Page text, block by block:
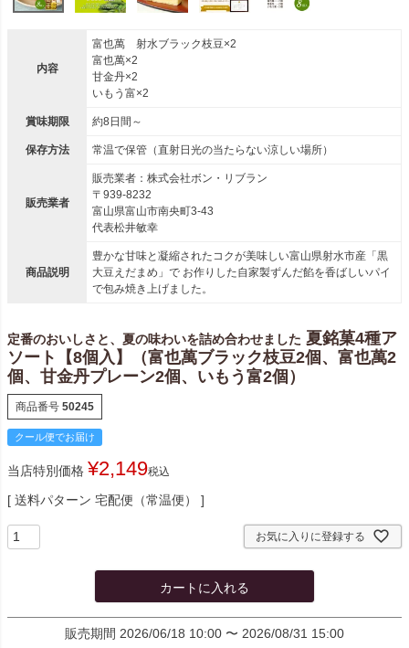
内容
富也萬 射水ブラック枝豆×2
富也萬×2
甘金丹×2
いもう富×2
賞味期限 約8日間～
保存方法 常温で保管（直射日光の当たらない涼しい場所）
販売業者
販売業者：株式会社ボン・リブラン
〒939-8232
富山県富山市南央町3-43
代表松井敏幸
商品説明
豊かな甘味と凝縮されたコクが美味しい富山県射水市産「黒
大豆えだまめ」で お作りした自家製ずんだ餡を香ばしいパイ
で包み焼き上げました。
定番のおいしさと、夏の味わいを詰め合わせました 夏銘菓4種ア
ソート【8個入】（富也萬ブラック枝豆2個、富也萬2
個、甘金丹プレーン2個、いもう富2個）
商品番号 50245
クール便でお届け
当店特別価格 ¥2,149税込
送料パターン 宅配便（常温便）
お気に入りに登録する
カートに入れる
販売期間 2026/06/18 10:00 〜 2026/08/31 15:00